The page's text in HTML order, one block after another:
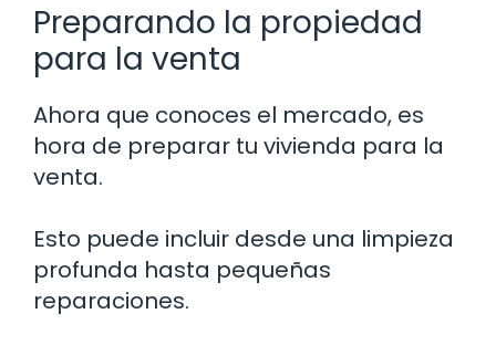
Preparando la propiedad
para la venta
Ahora que conoces el mercado, es
hora de preparar tu vivienda para la
venta.
Esto puede incluir desde una limpieza
profunda hasta pequeñas
reparaciones.